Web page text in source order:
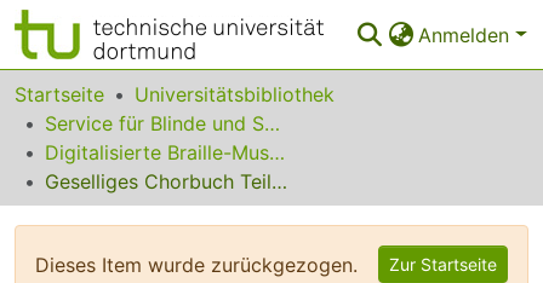
Anmelden
Bereiche & Sammlungen
Das gesamte Repositorium
Statistiken
Startseite
Universitätsbibliothek
Service für Blinde und Sehbehinderte
Digitalisierte Braille-Musik-Matrizen des VzfB
Geselliges Chorbuch Teil II.1
Dieses Item wurde zurückgezogen. Zur Startseite